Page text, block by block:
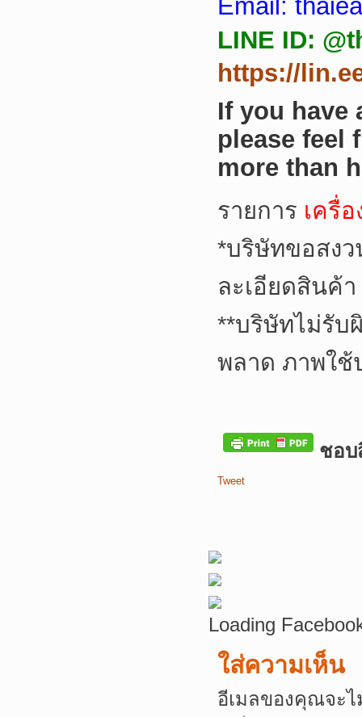
Email:
LINE ID:
https://
If you have
please feel
more than
รายการ เครื่
*บริษัทขอสงว
ละเอียดสินค้
**บริษัทไม่รับ
พลาด ภาพใ
ชอบ
Tweet
Loading
ใส่ความเห็น
อีเมลของคุณจะ